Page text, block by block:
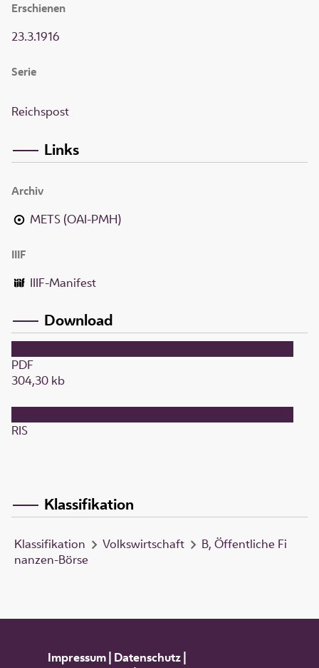
Erschienen
23.3.1916
Serie
Reichspost
Links
Archiv
METS (OAI-PMH)
IIIF
IIIF-Manifest
Download
PDF
304,30 kb
RIS
Klassifikation
Klassifikation Volkswirtschaft
B, Öffentliche Fi
nanzen-Börse
Impressum| Datenschutz|